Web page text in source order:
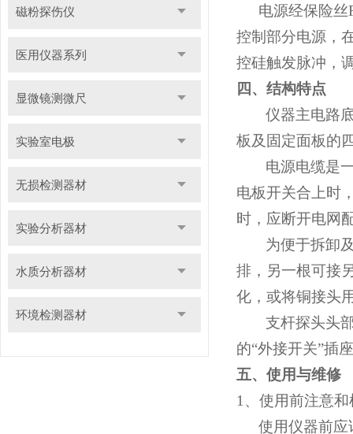
磁粉探伤仪
医用仪器系列
显微镜测微尺
实验室电极
无损检测器材
实验分析器材
水质分析器材
环境检测器材
电源经保险丝
控制部分电源，
控硅触发脉冲，
四、结构特点
仪器主电路
板及固定面板的
电源电缆是
电板开关合上时
时，应断开电网
为便于拆卸
排，另一根可接
化，或将铜接头
支杆探头头
的“外接开关”插
五、使用与维修
1 、使用前注意和
使用仪器前